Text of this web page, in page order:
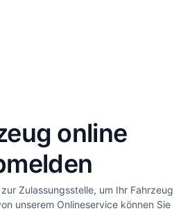
online
Zulassungsstelle, um Ihr Fahrzeug
unserem Onlineservice können Sie